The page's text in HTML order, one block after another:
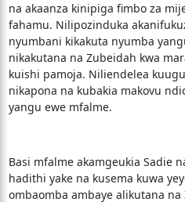
na akaanza kinipiga fimbo za
fahamu. Nilipozinduka
nyumbani kikakuta nyumba
nikakutana na Zubeidah kwa
kuishi pamoja. Niliendelea
nikapona na kubakia makovu
yangu ewe mfalme.
Basi mfalme akamgeukia Sadie
hadithi yake na kusema kuwa
ombaomba ambaye alikutana